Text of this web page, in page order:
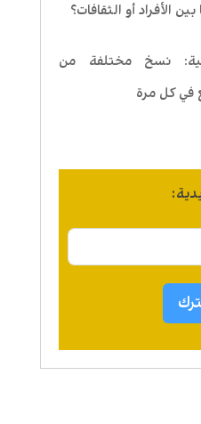
الأفراد أو الثقافات؟
نسخ مختلفة من
في كل مرة